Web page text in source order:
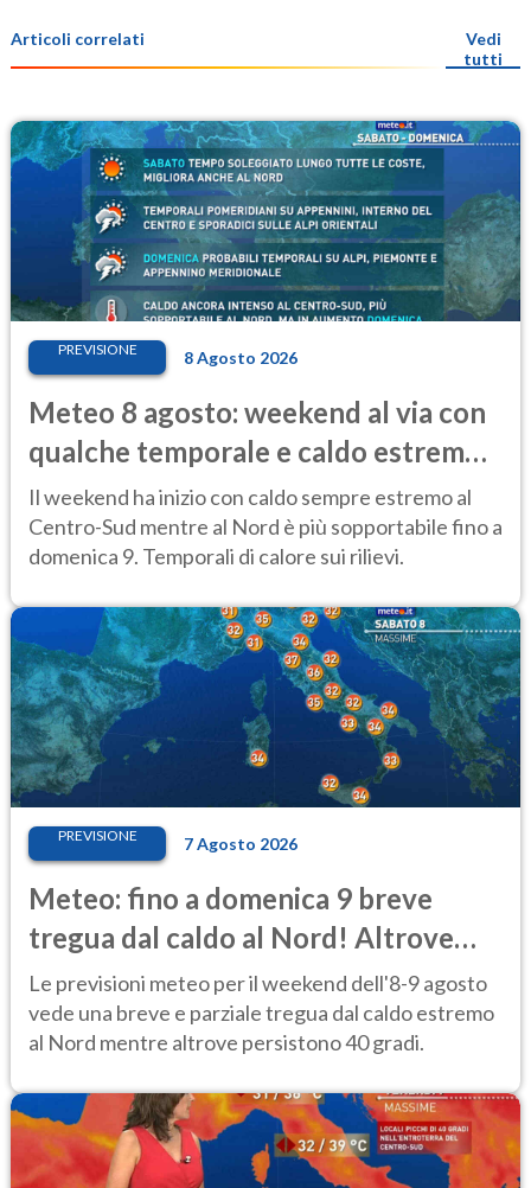
Articoli correlati
Vedi
tutti
PREVISIONE 8 Agosto 2026
Meteo 8 agosto: weekend al via con
qualche temporale e caldo estremo
al Centro-Sud
Il weekend ha inizio con caldo sempre estremo al
Centro-Sud mentre al Nord è più sopportabile fino a
domenica 9. Temporali di calore sui rilievi.
PREVISIONE 7 Agosto 2026
Meteo: fino a domenica 9 breve
tregua dal caldo al Nord! Altrove
calura e afa
Le previsioni meteo per il weekend dell'8-9 agosto
vede una breve e parziale tregua dal caldo estremo
al Nord mentre altrove persistono 40 gradi.